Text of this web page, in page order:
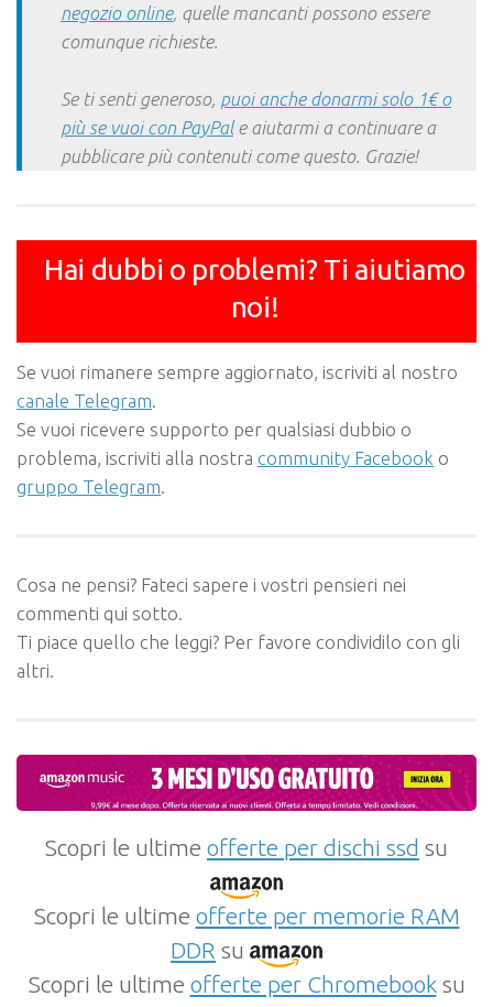
negozio online, quelle mancanti possono essere
comunque richieste.
Se ti senti generoso, puoi anche donarmi solo 1€ o
più se vuoi con PayPale aiutarmi a continuare a
pubblicare più contenuti come questo. Grazie!
Hai dubbi o problemi? Ti aiutiamo
noi!
Se vuoi rimanere sempre aggiornato, iscriviti al nostro
canale Telegram
Se vuoi ricevere supporto per qualsiasi dubbio o
problema, iscriviti alla nostra community Facebook o
gruppo Telegram
Cosa ne pensi? Fateci sapere i vostri pensieri nei
commenti qui sotto.
Ti piace quello che leggi? Per favore condividilo con gli
altri.
Scopri le ultime offerte per dischi ssd su
Scopri le ultime offerte per memorie RAM
DDR su
Scopri le ultime offerte per Chromebooksu